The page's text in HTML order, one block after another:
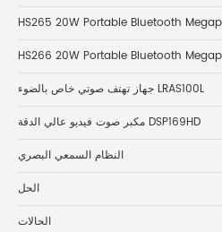
HS265 20W Portable Bluetooth
HS266 20W Portable Bluetooth
جهاز تهتف صوتي خاص بالضوء LRAS100L
مكبر صوت فيديو عالي الدقة DSP169HD
النظام السمعي البصري
الحل
الحالات